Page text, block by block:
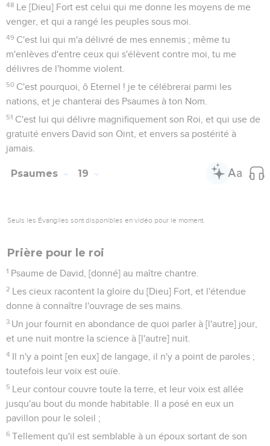
48 Le [Dieu] Fort est celui qui me donne les moyens de me
venger, et qui a rangé les peuples sous moi.
49 C'est lui qui m'a délivré de mes ennemis ; même tu
m'enlèves d'entre ceux qui s'élèvent contre moi, tu me
délivres de l'homme violent.
50 C'est pourquoi, ô Eternel ! je te célébrerai parmi les
nations, et je chanterai des Psaumes à ton Nom.
51 C'est lui qui délivre magnifiquement son Roi, et qui use de
gratuité envers David son Oint, et envers sa postérité à
jamais.
Psaumes 19
Seuls les Évangiles sont disponibles en vidéo pour le moment.
Prière pour le roi
1 Psaume de David, [donné] au maître chantre.
2 Les cieux racontent la gloire du [Dieu] Fort, et l'étendue
donne à connaître l'ouvrage de ses mains.
3 Un jour fournit en abondance de quoi parler à [l'autre] jour,
et une nuit montre la science à [l'autre] nuit.
4 Il n'y a point [en eux] de langage, il n'y a point de paroles ;
toutefois leur voix est ouïe.
5 Leur contour couvre toute la terre, et leur voix est allée
jusqu'au bout du monde habitable. Il a posé en eux un
pavillon pour le soleil ;
6 Tellement qu'il est semblable à un époux sortant de son